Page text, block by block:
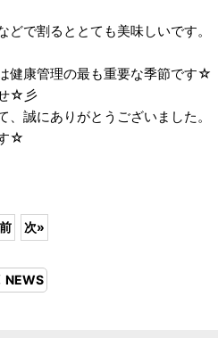
で割るととても美味しいです。
健康管理の最も重要な季節です☆
☆彡
誠にありがとうございました。
☆
前 次»
NEWS